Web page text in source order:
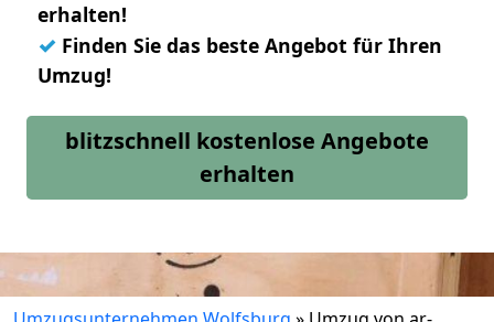
erhalten!
✓ Finden Sie das beste Angebot für Ihren
Umzug!
blitzschnell kostenlose Angebote
erhalten